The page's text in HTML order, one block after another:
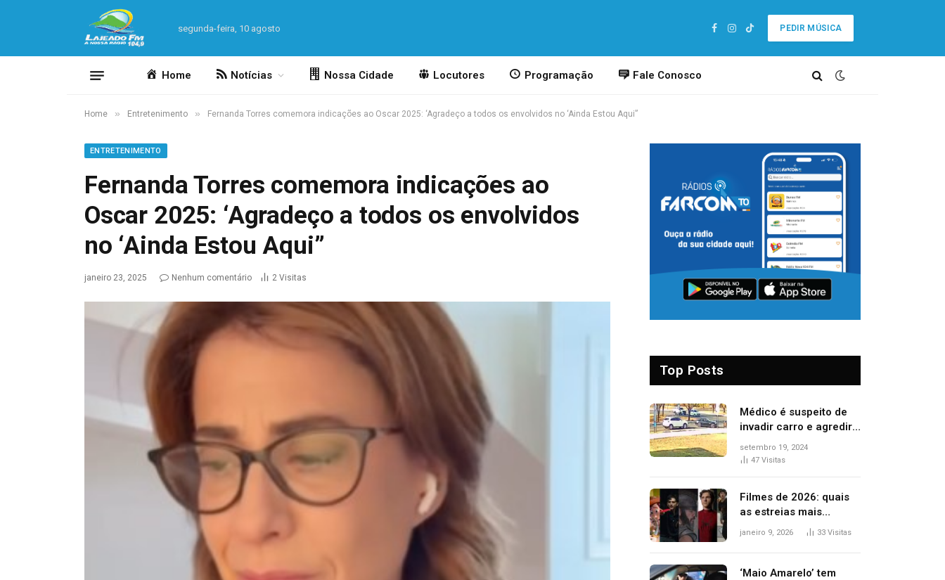
segunda-feira, 10 agosto
Facebook
Instagram
TikTok
PEDIR MÚSICA
Home Notícias Nossa Cidade Locutores Programação Fale Conosco
Home » Entretenimento » Fernanda Torres comemora indicações ao Oscar 2025: ‘Agradeço a todos os envolvidos no ‘Ainda Estou Aqui”
ENTRETENIMENTO
Fernanda Torres comemora indicações ao
Oscar 2025: ‘Agradeço a todos os envolvidos
no ‘Ainda Estou Aqui”
janeiro 23, 2025 Nenhum comentário 2 Visitas
Top Posts
Médico é suspeito de
invadir carro e agredir
delegado aposentado
durante confusão no
setembro 19, 2024
47 Visitas
Filmes de 2026: quais
as estreias mais
aguardadas do ano?
janeiro 9, 2026 33 Visitas
‘Maio Amarelo’ tem